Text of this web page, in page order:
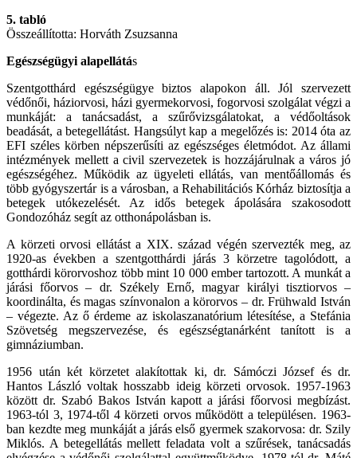
5. tabló
Összeállította: Horváth Zsuzsanna
Egészségügyi alapellátás
Szentgotthárd egészségügye biztos alapokon áll. Jól szervezett
védőnői, háziorvosi, házi gyermekorvosi, fogorvosi szolgálat végzi a
munkáját: a tanácsadást, a szűrővizsgálatokat, a védőoltások
beadását, a betegellátást. Hangsúlyt kap a megelőzés is: 2014 óta az
EFI széles körben népszerűsíti az egészséges életmódot. Az állami
intézmények mellett a civil szervezetek is hozzájárulnak a város jó
egészségéhez. Működik az ügyeleti ellátás, van mentőállomás és
több gyógyszertár is a városban, a Rehabilitációs Kórház biztosítja a
betegek utókezelését. Az idős betegek ápolására szakosodott
Gondozóház segít az otthonápolásban is.
A körzeti orvosi ellátást a XIX. század végén szervezték meg, az
1920-as években a szentgotthárdi járás 3 körzetre tagolódott, a
gotthárdi körorvoshoz több mint 10 000 ember tartozott. A munkát a
járási főorvos – dr. Székely Ernő, magyar királyi tisztiorvos –
koordinálta, és magas színvonalon a körorvos – dr. Frühwald István
– végezte. Az ő érdeme az iskolaszanatórium létesítése, a Stefánia
Szövetség megszervezése, és egészségtanárként tanított is a
gimnáziumban.
1956 után két körzetet alakítottak ki, dr. Sámóczi József és dr.
Hantos László voltak hosszabb ideig körzeti orvosok. 1957-1963
között dr. Szabó Bakos István kapott a járási főorvosi megbízást.
1963-tól 3, 1974-től 4 körzeti orvos működött a településen. 1963-
ban kezdte meg munkáját a járás első gyermek szakorvosa: dr. Szily
Miklós. A betegellátás mellett feladata volt a szűrések, tanácsadás